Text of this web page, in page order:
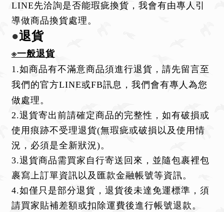
LINE先洽詢是否能瑕疵換貨，我會有由專人引
導做商品換貨處理。
●退貨
※一般退貨
1.如商品有不滿意商品須進行退貨，請先留言至
我們的官方LINE或FB訊息，我們會有專人為您
做處理。
2.退貨寄出前請確定商品的完整性，如有破損或
使用痕跡不受理退貨(無瑕疵或破損以及使用情
況，必須是全新狀況)。
3.退貨商品需買家自行寄送回來，並隨包裹裡包
裹寫上訂單資訊以及匯款金融帳號等資訊。
4.如僅只是部分退貨，退貨後未達免運標準，須
請買家貼補差額或扣除運費後進行帳號退款。